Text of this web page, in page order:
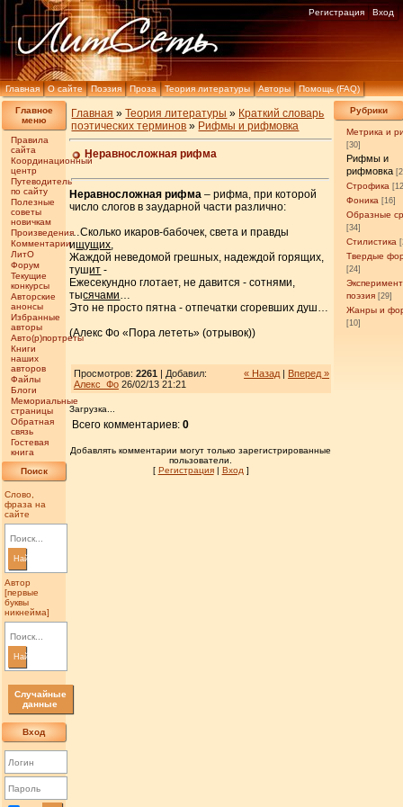
Главная О сайте Поэзия Проза Теория литературы Авторы Помощь (FAQ)
Регистрация Вход
Главное
меню
Правила
сайта
Координационный
центр
Путеводитель
по сайту
Полезные
советы
новичкам
Произведения
Комментарии
ЛитО
Форум
Текущие
конкурсы
Авторские
анонсы
Избранные
авторы
Авто(р)портреты
Книги
наших
авторов
Файлы
Блоги
Мемориальные
страницы
Обратная
связь
Гостевая
книга
Поиск
Слово,
фраза на
сайте
Найти
Автор
[первые
буквы
никнейма]
Найти
Случайные
данные
Вход
Рубрики
Метрика и
[30]
Рифмы и
рифмовка
Строфика
Фоника [16]
Образные
[34]
Стилистика
Твердые
[24]
поэзия [29]
Жанры и
[10]
Главная »Теория литературы » Краткий словарь
поэтических терминов » Рифмы и рифмовка
Неравносложная рифма
Неравносложная рифма – рифма, при которой
число слогов в заударной части различно:
…Сколько икаров-бабочек, света и правды
ищущих,
Жаждой неведомой грешных, надеждой горящих,
тушит -
Ежесекундно глотает, не давится - сотнями,
тысячами…
Это не просто пятна - отпечатки сгоревших душ…
(Алекс Фо «Пора лететь» (отрывок))
« Назад | Вперед »
Просмотров: 2261| Добавил:
Алекс_Фо26/02/13 21:21
Загрузка...
Всего комментариев:0
Добавлять комментарии могут только зарегистрированные
пользователи.
[ Регистрация| Вход ]